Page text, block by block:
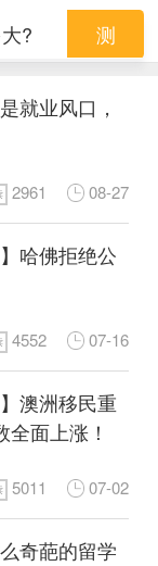
就业风口，
2961 08-27
哈佛拒绝公
4552 07-16
澳洲移民重
面上涨！
5011 07-02
奇葩的留学
? 测